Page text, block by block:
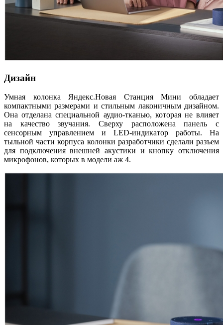
Дизайн
Умная колонка Яндекс.Новая Станция Мини обладает
компактными размерами и стильным лаконичным дизайном.
Она отделана специальной аудио-тканью, которая не влияет
на качество звучания. Сверху расположена панель с
сенсорным управлением и LED-индикатор работы. На
тыльной части корпуса колонки разработчики сделали разъем
для подключения внешней акустики и кнопку отключения
микрофонов, которых в модели аж 4.